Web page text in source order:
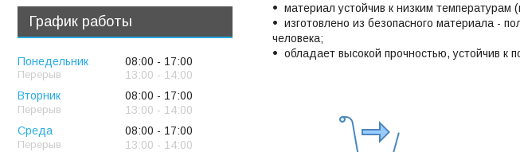
материал устойчив к низким температурам
изготовлено из безопасного материала -
человека;
обладает высокой прочностью, устойчив к
График работы
Понедельник 08:00
17:00
13:00
14:00
Вторник
08:00
17:00
13:00
14:00
Среда
08:00
17:00
13:00
14:00